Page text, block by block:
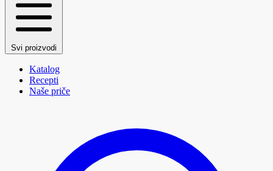
Svi proizvodi
Katalog
Recepti
Naše priče